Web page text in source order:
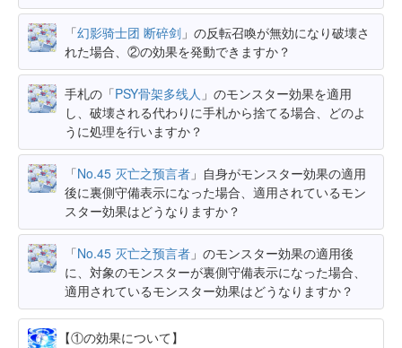
「幻影骑士团 断碎剑 」の反転召喚が無効になり破壊さ
れた場合、②の効果を発動できますか？
手札の「PSY骨架多线人 」のモンスター効果を適用
し、破壊される代わりに手札から捨てる場合、どのよ
うに処理を行いますか？
「No.45 灭亡之预言者 」自身がモンスター効果の適用
後に裏側守備表示になった場合、適用されているモン
スター効果はどうなりますか？
「No.45 灭亡之预言者 」のモンスター効果の適用後
に、対象のモンスターが裏側守備表示になった場合、
適用されているモンスター効果はどうなりますか？
【①の効果について】